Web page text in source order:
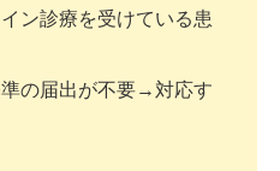
ン診療を受けている患
の届出が不要→対応す